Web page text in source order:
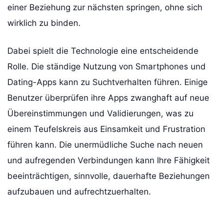
einer Beziehung zur nächsten springen, ohne sich
wirklich zu binden.
Dabei spielt die Technologie eine entscheidende
Rolle. Die ständige Nutzung von Smartphones und
Dating-Apps kann zu Suchtverhalten führen. Einige
Benutzer überprüfen ihre Apps zwanghaft auf neue
Übereinstimmungen und Validierungen, was zu
einem Teufelskreis aus Einsamkeit und Frustration
führen kann. Die unermüdliche Suche nach neuen
und aufregenden Verbindungen kann Ihre Fähigkeit
beeinträchtigen, sinnvolle, dauerhafte Beziehungen
aufzubauen und aufrechtzuerhalten.